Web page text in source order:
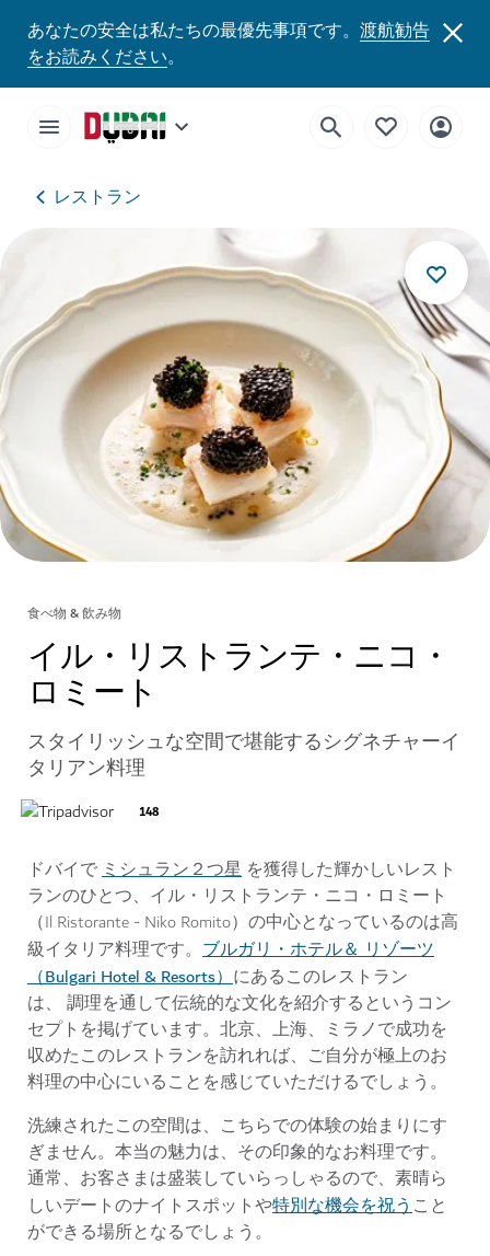
あなたの安全は私たちの最優先事項です。 渡航勧告
をお読みください。
レストラン
食べ物 & 飲み物
イル・リストランテ・ニコ・
ロミート
スタイリッシュな空間で堪能するシグネチャーイ
タリアン料理
148
ドバイでミシュラン２つ星 を獲得した輝かしいレスト
ランのひとつ、イル・リストランテ・ニコ・ロミート
（Il Ristorante - Niko Romito）の中心となっているのは高
級イタリア料理です。 ブルガリ・ホテル＆ リゾーツ
（Bulgari Hotel & Resorts）にあるこのレストラン
は、 調理を通して伝統的な文化を紹介するというコン
セプトを掲げています。北京、上海、ミラノで成功を
収めたこのレストランを訪れれば、ご自分が極上のお
料理の中心にいることを感じていただけるでしょう。
洗練されたこの空間は、こちらでの体験の始まりにす
ぎません。本当の魅力は、その印象的なお料理です。
通常、お客さまは盛装していらっしゃるので、素晴ら
しいデートのナイトスポットや特別な機会を祝うこと
ができる場所となるでしょう。